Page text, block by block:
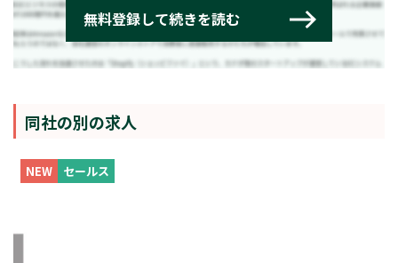
同社の別の求人
NEW セールス